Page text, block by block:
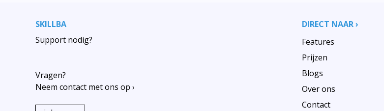
SKILLBA
Support nodig?
Vragen?
Neem contact met ons op ›
DIRECT NAAR ›
Features
Prijzen
Blogs
Over ons
Contact